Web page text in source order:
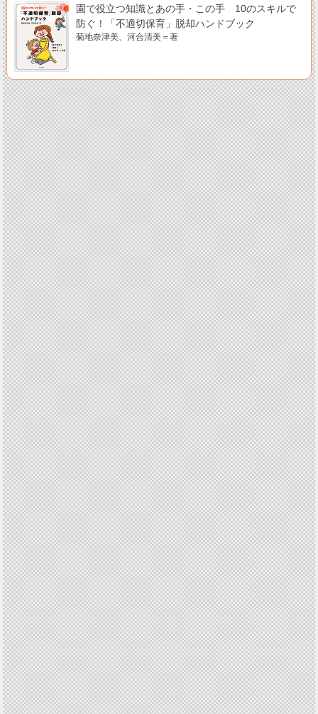
園で役立つ知識とあの手・この手 10のスキルで
防ぐ！「不適切保育」脱却ハンドブック
菊地奈津美、河合清美＝著